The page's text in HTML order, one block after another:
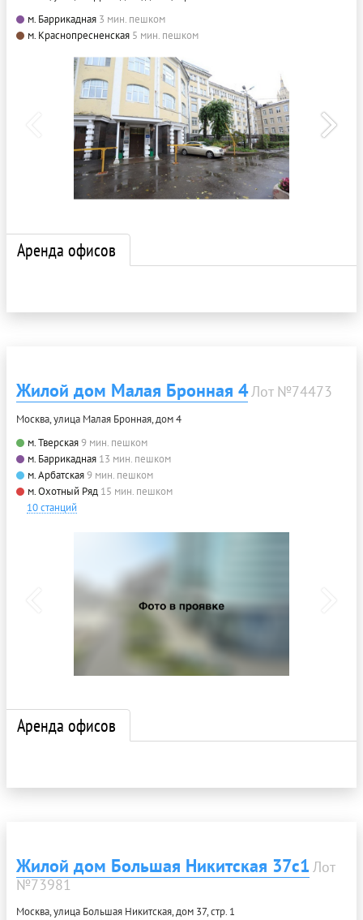
м. Баррикадная 3 мин. пешком
м. Краснопресненская 5 мин. пешком
Аренда офисов
Жилой дом Малая Бронная 4 Лот №74473
Москва, улица Малая Бронная, дом 4
м. Тверская9 мин. пешком
м. Баррикадная 13 мин. пешком
м. Арбатская9 мин. пешком
м. Охотный Ряд 15 мин. пешком
10 станций
Аренда офисов
Жилой дом Большая Никитская 37с1 Лот
№73981
Москва, улица Большая Никитская, дом 37, стр. 1